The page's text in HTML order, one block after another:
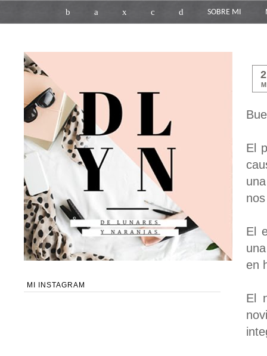
b a x c d SOBRE MI
El
El
en
El
MI INSTAGRAM